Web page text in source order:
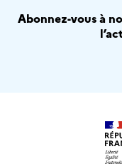
Abonnez-vous à